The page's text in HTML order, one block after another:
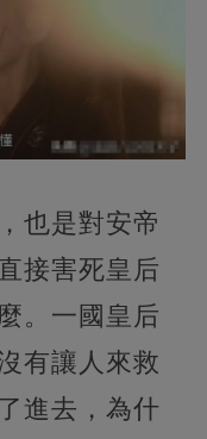
也是對安帝
接害死皇后
。一國皇后
有讓人來救
進去，為什